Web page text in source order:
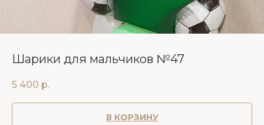
Шарики для мальчиков №47
5 400 р.
В КОРЗИНУ